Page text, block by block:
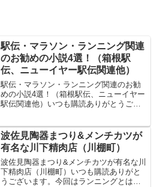
駅伝・マラソン・ランニング関連
のお勧めの小説4選！（箱根駅
伝、ニューイヤー駅伝関連他）
駅伝・マラソン・ランニング関連のお勧
めの小説4選！（箱根駅伝、ニューイヤー
駅伝関連他）いつも購読ありがとうござ
回は駅伝関連の小説を紹介します。どの
小説も選手視点の他の舞...
波佐見陶器まつり&メンチカツが
有名な川下精肉店（川棚町）
波佐見陶器まつり&メンチカツが有名な川
下精肉店（川棚町）いつも購読ありがと
うございます。今回はランニングとは、